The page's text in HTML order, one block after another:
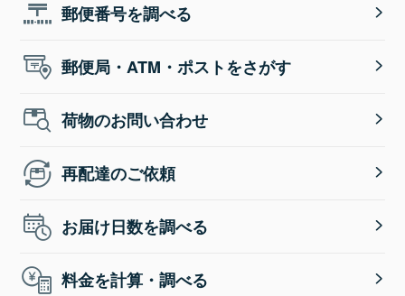
郵便番号を調べる
郵便局・ATM・ポストをさがす
荷物のお問い合わせ
再配達のご依頼
お届け日数を調べる
料金を計算・調べる